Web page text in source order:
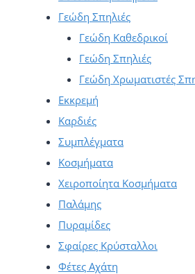
Γεώδη Σπηλιές
Γεώδη Καθεδρικοί
Γεώδη Σπηλιές
Γεώδη Χρωματιστές
Εκκρεμή
Καρδιές
Συμπλέγματα
Κοσμήματα
Χειροποίητα Κοσμήματα
Παλάμης
Πυραμίδες
Σφαίρες Κρύσταλλοι
Φέτες Αχάτη